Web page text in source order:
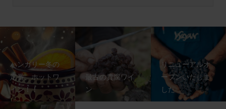
ハンガリー冬の
定番、ホットワ
イン！！
最古の貴腐ワイ
ン
リニューアルオ
ープンいたしま
した